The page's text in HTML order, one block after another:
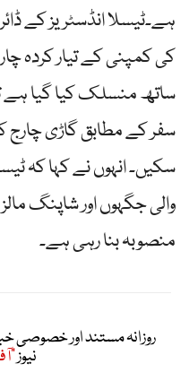
ہے۔ٹیسلا انڈسٹریز کے
کی کمپنی کے تیار کردہ
ساتھ منسلک کیا گیا ہے
سفر کے مطابق گاڑی چارج
سکیں۔ انہوں نے کہا کہ
والی جگہوں اور شاپنگ
منصوبہ بنا رہی ہے۔
روزانہ مستند اور
نیوز